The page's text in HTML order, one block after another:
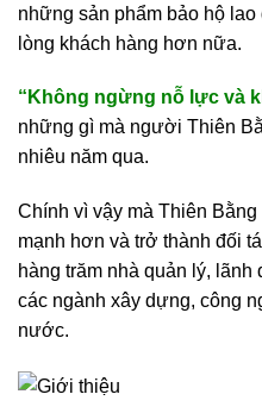
những sản phẩm bảo hộ
lòng khách hàng hơn nữa.
“Không ngừng nỗ lực và
những gì mà người Thiên
nhiêu năm qua.
Chính vì vậy mà Thiên
mạnh hơn và trở thành đối
hàng trăm nhà quản lý, lãnh
các ngành xây dựng, công
nước.